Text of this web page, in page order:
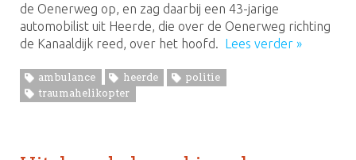
de Oenerweg op, en zag daarbij een 43-jarige
automobilist uit Heerde, die over de Oenerweg richting
de Kanaaldijk reed, over het hoofd. Lees verder »
ambulance heerde
politie
traumahelikopter